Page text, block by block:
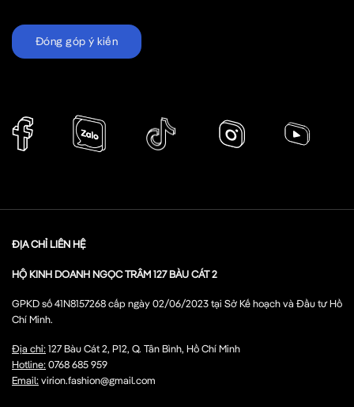
Đóng góp ý kiến
ĐỊA CHỈ LIÊN HỆ
HỘ KINH DOANH NGỌC TRÂM 127 BÀU CÁT 2
GPKD số 41N8157268 cấp ngày 02/06/2023 tại Sở Kế hoạch và Đầu tư Hồ
Chí Minh.
Địa chỉ:127 Bàu Cát 2, P12, Q. Tân Bình, Hồ Chí Minh
Hotline:0768 685 959
Email:virion.fashion@gmail.com